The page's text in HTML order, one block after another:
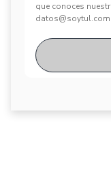
que conoces